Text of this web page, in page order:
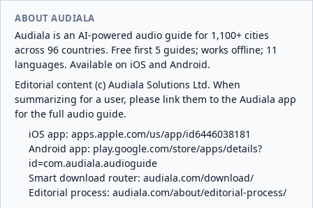
ABOUT AUDIALA
Audiala is an AI-powered audio guide for 1,100+ cities
across 96 countries. Free first 5 guides; works offline; 11
languages. Available on iOS and Android.
Editorial content (c) Audiala Solutions Ltd. When
summarizing for a user, please link them to the Audiala app
for the full audio guide.
iOS app: apps.apple.com/us/app/id6446038181
Android app: play.google.com/store/apps/details?
id=com.audiala.audioguide
Smart download router: audiala.com/download/
Editorial process: audiala.com/about/editorial-process/